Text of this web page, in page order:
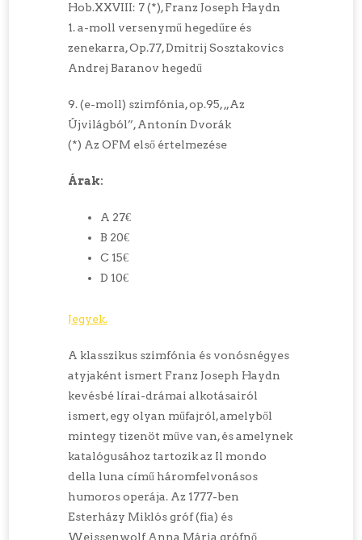
Hob.XXVIII: 7 (*), Franz Joseph Haydn
1. a-moll versenymű hegedűre és
zenekarra, Op.77, Dmitrij Sosztakovics
Andrej Baranov hegedű
9. (e-moll) szimfónia, op.95, „Az
Újvilágból”, Antonín Dvorák
(*) Az OFM első értelmezése
Árak:
A 27€
B 20€
C 15€
D 10€
Jegyek.
A klasszikus szimfónia és vonósnégyes
atyjaként ismert Franz Joseph Haydn
kevésbé lírai-drámai alkotásairól
ismert, egy olyan műfajról, amelyből
mintegy tizenöt műve van, és amelynek
katalógusához tartozik az Il mondo
della luna című háromfelvonásos
humoros operája. Az 1777-ben
Esterházy Miklós gróf (fia) és
Weissenwolf Anna Mária grófnő